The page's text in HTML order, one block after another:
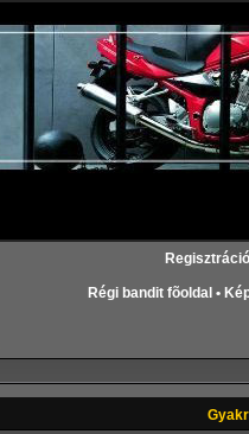
Regisztráció
Régi bandit fõoldal •